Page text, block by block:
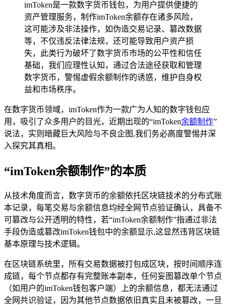
imToken是一款数字货币钱包，为用户提供便捷的
资产管理服务，制作imToken余额存在诸多风险，
这可能涉及非法操作，如伪造交易记录、篡改数据
等，不仅违反法律法规，还可能导致用户资产损
失，此类行为破坏了数字货币市场的公平性和信任
基础，我们应理性认知，通过合法途径获取和管理
数字货币，警惕虚假余额制作的诱惑，维护自身权
益和市场秩序。
在数字货币领域，imToken作为一款广为人知的数字钱包应
用，吸引了众多用户的目光，近期出现的“imToken余额制作”
说法，实则暗藏巨大风险与不良企图,我们务必高度警惕并深
入探究其真相。
“imToken余额制作”的本质
从技术角度而言，数字货币的余额依托区块链技术的分布式账
本记录，每笔交易与余额信息均经全网节点验证确认，具备不
可篡改与公开透明的特性，若“imToken余额制作”指通过非法
手段伪造或篡改imToken钱包中的余额显示,这显然违背区块链
基本原理与技术逻辑。
在区块链系统里，所有交易数据被打包成区块，按时间顺序连
成链，每个节点都存有完整账本副本，任何妄图篡改单个节点
（如用户的imToken钱包客户端）上的余额信息，都无法通过
全网共识验证，因为其他节点数据依旧真实且未被篡改，一旦